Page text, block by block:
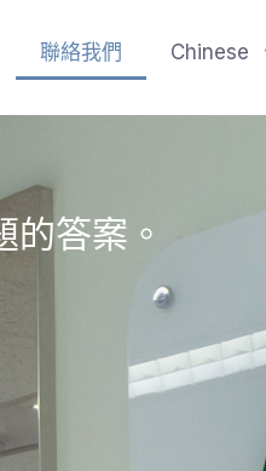
聯絡我們 Chinese
答案。